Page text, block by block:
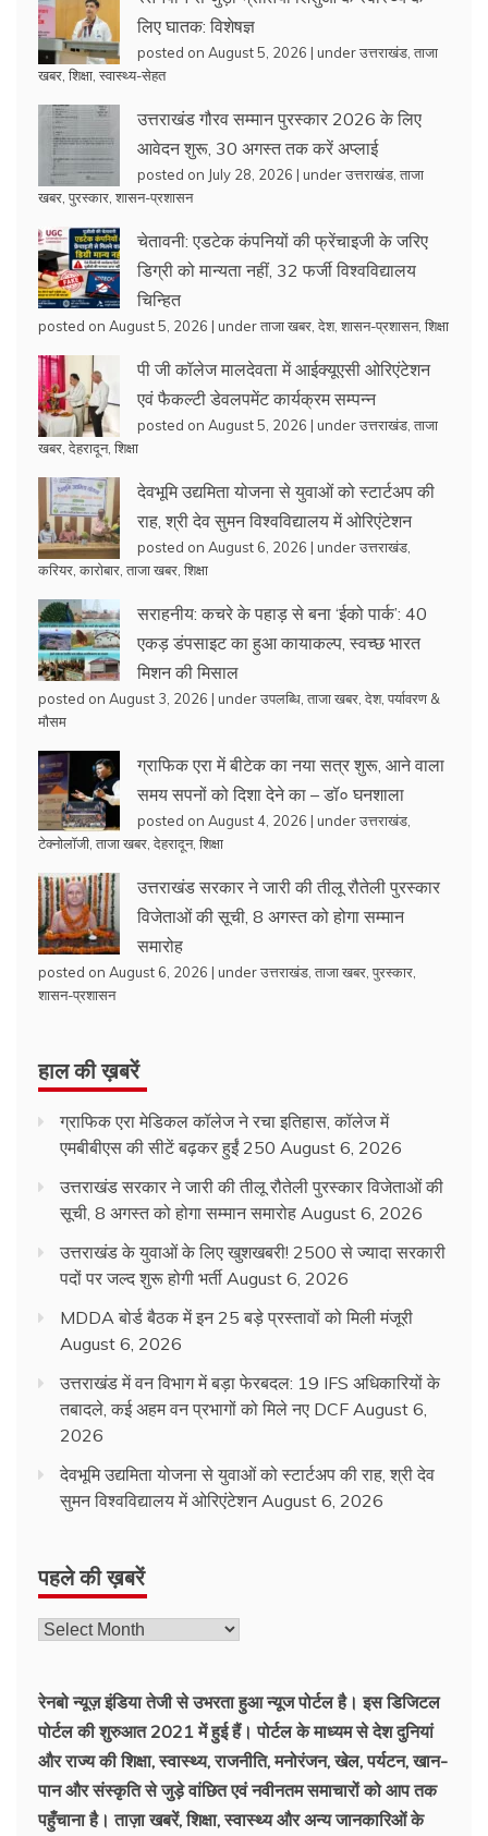
लिए घातक: विशेषज्ञ
posted on August 5, 2026 | underउत्तराखंड ताजा
खबर शिक्षा स्वास्थ्य-सेहत
उत्तराखंड गौरव सम्मान पुरस्कार 2026 के लिए
आवेदन शुरू, 30 अगस्त तक करें अप्लाई
posted on July 28, 2026 | underउत्तराखंड ताजा
खबर पुरस्कार शासन-प्रशासन
चेतावनी: एडटेक कंपनियों की फ्रेंचाइजी के जरिए
डिग्री को मान्यता नहीं, 32 फर्जी विश्वविद्यालय
चिन्हित
posted on August 5, 2026 | underताजा खबर देश, शासन-प्रशासन, शिक्षा
पी जी कॉलेज मालदेवता में आईक्यूएसी ओरिएंटेशन
एवं फैकल्टी डेवलपमेंट कार्यक्रम सम्पन्न
posted on August 5, 2026 | underउत्तराखंड ताजा
खबर देहरादून, शिक्षा
देवभूमि उद्यमिता योजना से युवाओं को स्टार्टअप की
राह, श्री देव सुमन विश्वविद्यालय में ओरिएंटेशन
posted on August 6, 2026 | underउत्तराखंड
करियर कारोबार ताजा खबर शिक्षा
सराहनीय: कचरे के पहाड़ से बना ‘ईको पार्क’: 40
एकड़ डंपसाइट का हुआ कायाकल्प, स्वच्छ भारत
मिशन की मिसाल
posted on August 3, 2026 | underउपलब्धि ताजा खबर देश, पर्यावरण &
मौसम
ग्राफिक एरा में बीटेक का नया सत्र शुरू, आने वाला
समय सपनों को दिशा देने का – डॉ० घनशाला
posted on August 4, 2026 | underउत्तराखंड
टेक्नोलॉजी ताजा खबर देहरादून, शिक्षा
उत्तराखंड सरकार ने जारी की तीलू रौतेली पुरस्कार
विजेताओं की सूची, 8 अगस्त को होगा सम्मान
समारोह
posted on August 6, 2026 | underउत्तराखंड ताजा खबर पुरस्कार
शासन-प्रशासन
हाल की ख़बरें
ग्राफिक एरा मेडिकल कॉलेज ने रचा इतिहास, कॉलेज में
एमबीबीएस की सीटें बढ़कर हुईं 250 August 6, 2026
उत्तराखंड सरकार ने जारी की तीलू रौतेली पुरस्कार विजेताओं की
सूची, 8 अगस्त को होगा सम्मान समारोह August 6, 2026
उत्तराखंड के युवाओं के लिए खुशखबरी! 2500 से ज्यादा सरकारी
पदों पर जल्द शुरू होगी भर्ती August 6, 2026
MDDA बोर्ड बैठक में इन 25 बड़े प्रस्तावों को मिली मंजूरी
August 6, 2026
उत्तराखंड में वन विभाग में बड़ा फेरबदल: 19 IFS अधिकारियों के
तबादले, कई अहम वन प्रभागों को मिले नए DCF August 6,
2026
देवभूमि उद्यमिता योजना से युवाओं को स्टार्टअप की राह, श्री देव
सुमन विश्वविद्यालय में ओरिएंटेशन August 6, 2026
पहले की ख़बरें
रेनबो न्यूज़ इंडिया तेजी से उभरता हुआ न्‍यूज पोर्टल है। इस डिजिटल
पोर्टल की शुरुआत 2021 में हुई हैं। पोर्टल के माध्यम से देश दुनियां
और राज्य की शिक्षा, स्वास्थ्य, राजनीति, मनोरंजन, खेल, पर्यटन, खान-
पान और संस्कृति से जुड़े वांछित एवं नवीनतम समाचारों को आप तक
पहुँचाना है। ताज़ा खबरें, शिक्षा, स्वास्थ्य और अन्य जानकारिओं के